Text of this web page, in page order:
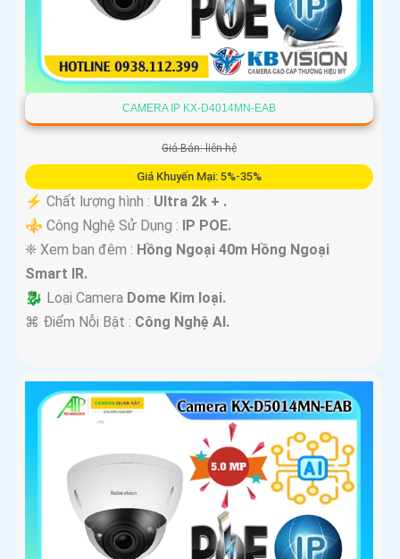
CAMERA IP KX-D4014MN-EAB
Giá Bán: liên hệ
Giá Khuyến Mại: 5%-35%
️⚡ Chất lượng hình : Ultra 2k + .
⚜️ Công Nghệ Sử Dụng : IP POE.
❈ Xem ban đêm : Hồng Ngoại 40m Hồng Ngoại
Smart IR.
🐉️ Loại Camera Dome Kim loại.
️⌘ Điểm Nỗi Bật : Công Nghệ AI.